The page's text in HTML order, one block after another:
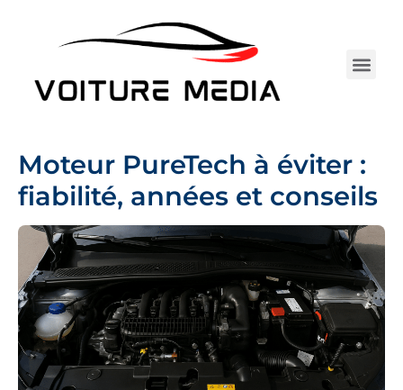
Moteur PureTech à éviter :
fiabilité, années et conseils